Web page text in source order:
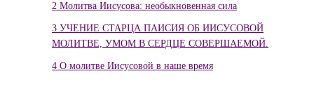
2 Молитва Иисусова: необыкновенная сила
3 УЧЕНИЕ СТАРЦА ПАИСИЯ ОБ ИИСУСОВОЙ
МОЛИТВЕ, УМОМ В СЕРДЦЕ СОВЕРШАЕМОЙ.
4 О молитве Иисусовой в наше время